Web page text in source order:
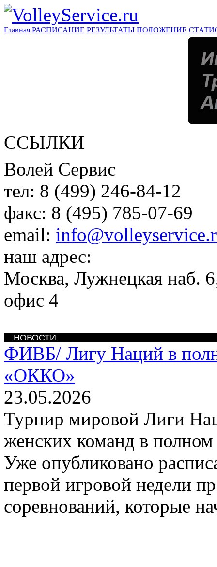
Главная РАСПИСАНИЕ РЕЗУЛЬТАТЫ ПОЛОЖЕНИЕ
ССЫЛКИ
Волей Сервис
тел: 8 (499) 246-84-12
факс: 8 (495) 785-07-69
email:
наш адрес:
Москва, Лужнецкая наб.
офис 4
НОВОСТИ
ФИВБ/ Лигу Наций в
«ОККО»
23.05.2026
Турнир мировой Лиги
женских команд в
Уже опубликовано
первой игровой недели
соревнований, которые